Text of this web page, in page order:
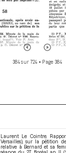
384 sur 724 • Page 384
Laurent Le Cointre.
Versailles), sur la pétition
relative à Bernard et sa